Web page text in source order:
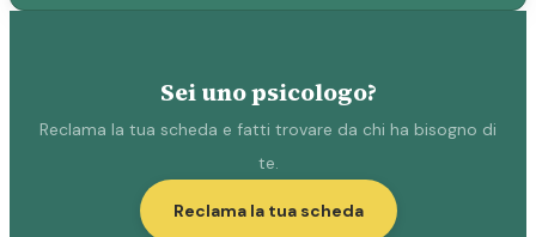
Sei uno psicologo?
Reclama la tua scheda e fatti trovare da chi ha bisogno di
te.
Reclama la tua scheda